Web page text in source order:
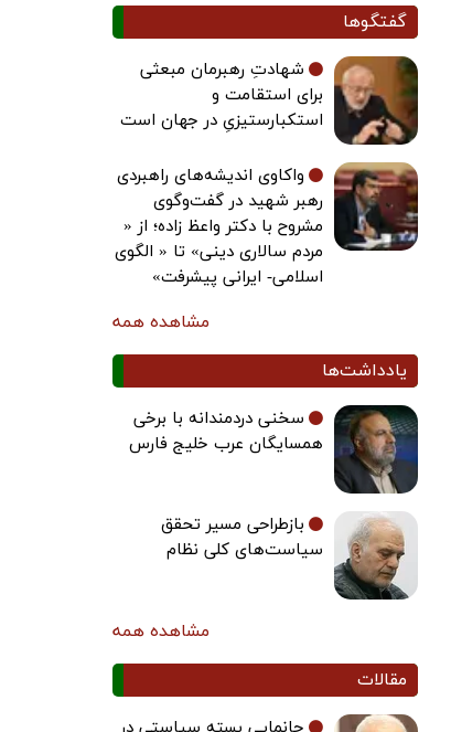
گفتگوها
شهادتِ رهبرمان مبعثی
برای استقامت و
استکبارستیزیِ در جهان است
واکاوی اندیشه‌های راهبردی
رهبر شهید در گفت‌وگوی
مشروح با دکتر واعظ زاده؛ از «
مردم سالاری دینی» تا « الگوی
اسلامی- ایرانی پیشرفت»
مشاهده همه
یادداشت‌ها
سخنی دردمندانه با برخی
همسایگان عرب خلیج فارس
بازطراحی مسیر تحقق
سیاست‌های کلی نظام
مشاهده همه
مقالات